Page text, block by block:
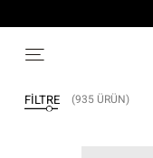
FILTRE (935 ÜRÜN)